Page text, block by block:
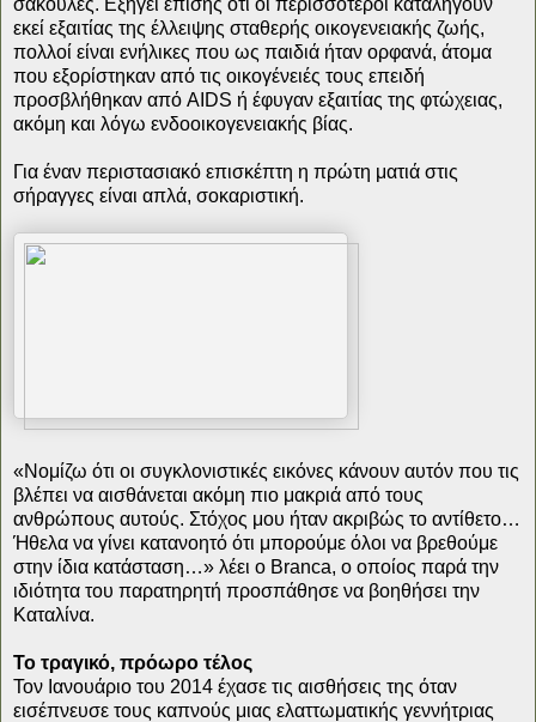
εκεί εξαιτίας της έλλειψης σταθερής οικογενειακής ζωής,
πολλοί είναι ενήλικες που ως παιδιά ήταν ορφανά, άτομα
που εξορίστηκαν από τις οικογένειές τους επειδή
προσβλήθηκαν από AIDS ή έφυγαν εξαιτίας της φτώχειας,
ακόμη και λόγω ενδοοικογενειακής βίας.
Για έναν περιστασιακό επισκέπτη η πρώτη ματιά στις
σήραγγες είναι απλά, σοκαριστική.
«Νομίζω ότι οι συγκλονιστικές εικόνες κάνουν αυτόν που τις
βλέπει να αισθάνεται ακόμη πιο μακριά από τους
ανθρώπους αυτούς. Στόχος μου ήταν ακριβώς το αντίθετο…
Ήθελα να γίνει κατανοητό ότι μπορούμε όλοι να βρεθούμε
στην ίδια κατάσταση…» λέει ο Branca, ο οποίος παρά την
ιδιότητα του παρατηρητή προσπάθησε να βοηθήσει την
Καταλίνα.
Το τραγικό, πρόωρο τέλος
Τον Ιανουάριο του 2014 έχασε τις αισθήσεις της όταν
εισέπνευσε τους καπνούς μιας ελαττωματικής γεννήτριας